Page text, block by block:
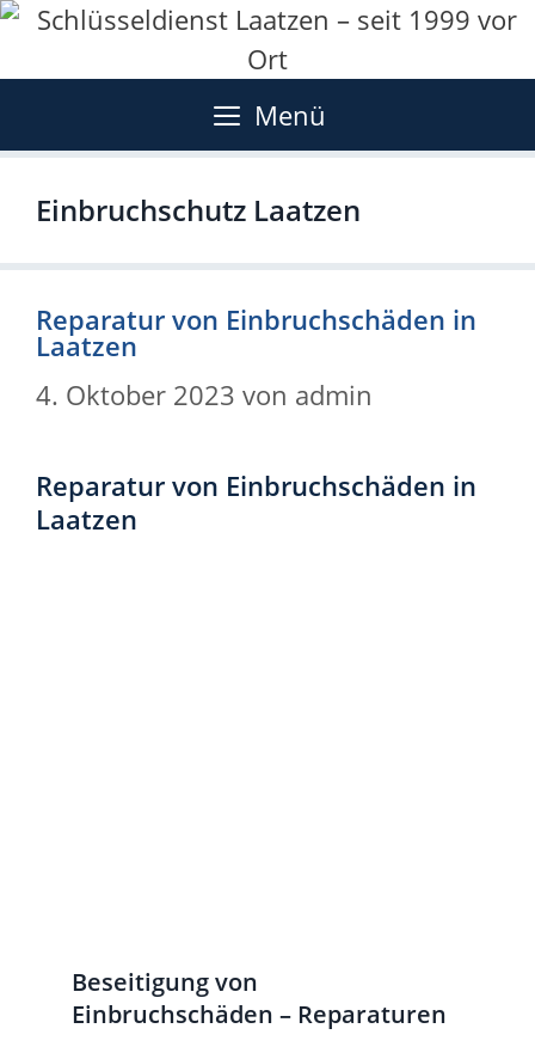
Zum
Menü
Einbruchschutz Laatzen
Reparatur von Einbruchschäden in
Laatzen
4. Oktober 2023 von admin
Reparatur von Einbruchschäden in
Laatzen
Beseitigung von
Einbruchschäden – Reparaturen